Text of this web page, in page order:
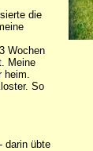
die
Wochen
Meine
heim.
So
darin übte